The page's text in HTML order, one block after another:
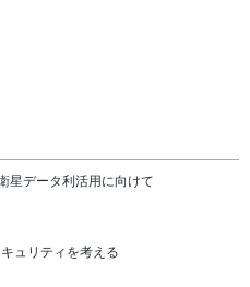
星データ利活用に向けて
ュリティを考える